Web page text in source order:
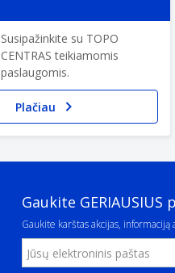
Susipažinkite su TOPO
CENTRAS teikiamomis
paslaugomis.
Plačiau
Gaukite
Gaukite karštas akcijas,